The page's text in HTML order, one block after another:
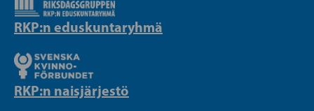
RKP:n eduskuntaryhmä
RKP:n naisjärjestö